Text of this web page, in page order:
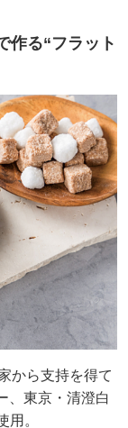
作る“フラット
から支持を得て
、東京・清澄白
用。